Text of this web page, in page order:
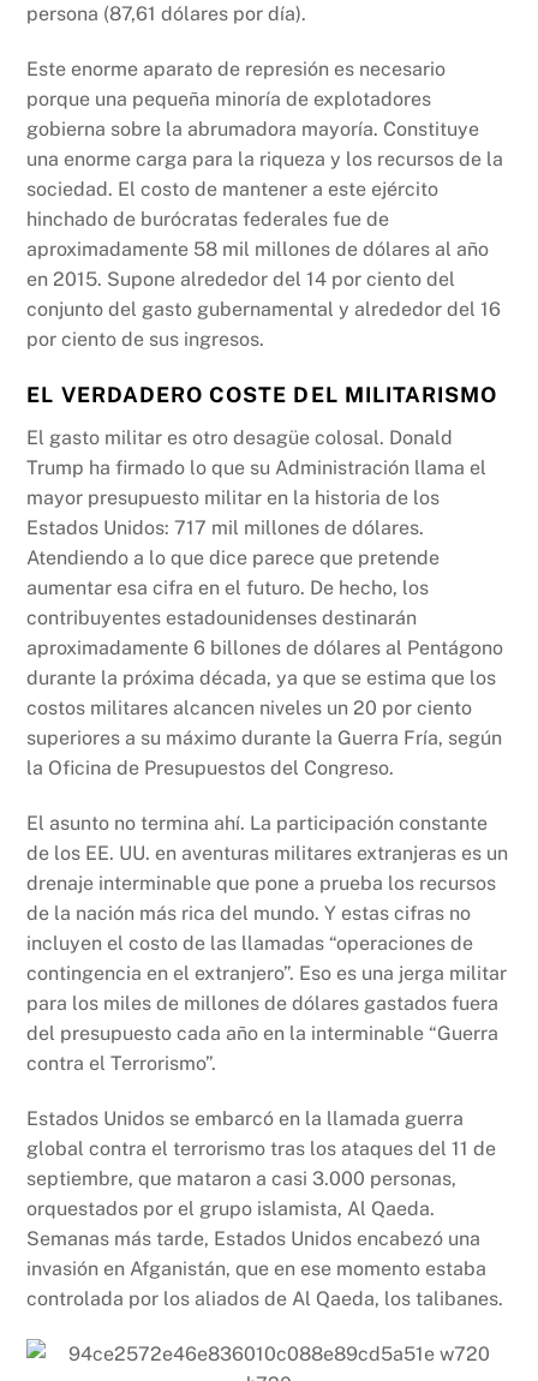
persona (87,61 dólares por día).
Este enorme aparato de represión es necesario
porque una pequeña minoría de explotadores
gobierna sobre la abrumadora mayoría. Constituye
una enorme carga para la riqueza y los recursos de la
sociedad. El costo de mantener a este ejército
hinchado de burócratas federales fue de
aproximadamente 58 mil millones de dólares al año
en 2015. Supone alrededor del 14 por ciento del
conjunto del gasto gubernamental y alrededor del 16
por ciento de sus ingresos.
EL VERDADERO COSTE DEL MILITARISMO
El gasto militar es otro desagüe colosal. Donald
Trump ha firmado lo que su Administración llama el
mayor presupuesto militar en la historia de los
Estados Unidos: 717 mil millones de dólares.
Atendiendo a lo que dice parece que pretende
aumentar esa cifra en el futuro. De hecho, los
contribuyentes estadounidenses destinarán
aproximadamente 6 billones de dólares al Pentágono
durante la próxima década, ya que se estima que los
costos militares alcancen niveles un 20 por ciento
superiores a su máximo durante la Guerra Fría, según
la Oficina de Presupuestos del Congreso.
El asunto no termina ahí. La participación constante
de los EE. UU. en aventuras militares extranjeras es un
drenaje interminable que pone a prueba los recursos
de la nación más rica del mundo. Y estas cifras no
incluyen el costo de las llamadas “operaciones de
contingencia en el extranjero”. Eso es una jerga militar
para los miles de millones de dólares gastados fuera
del presupuesto cada año en la interminable “Guerra
contra el Terrorismo”.
Estados Unidos se embarcó en la llamada guerra
global contra el terrorismo tras los ataques del 11 de
septiembre, que mataron a casi 3.000 personas,
orquestados por el grupo islamista, Al Qaeda.
Semanas más tarde, Estados Unidos encabezó una
invasión en Afganistán, que en ese momento estaba
controlada por los aliados de Al Qaeda, los talibanes.